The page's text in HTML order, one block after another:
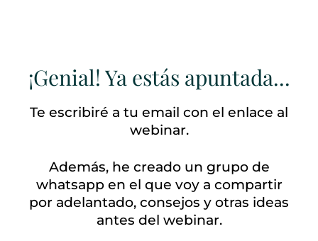
¡Genial! Ya estás apuntada...
Te escribiré a tu email con el enlace al
webinar.
Además, he creado un grupo de
whatsapp en el que voy a compartir
por adelantado, consejos y otras ideas
antes del webinar.